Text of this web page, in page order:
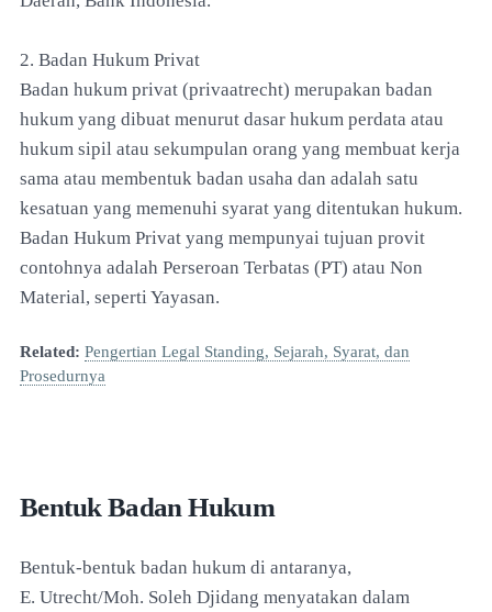
2. Badan Hukum Privat
Badan hukum privat (privaatrecht) merupakan badan
hukum yang dibuat menurut dasar hukum perdata atau
hukum sipil atau sekumpulan orang yang membuat kerja
sama atau membentuk badan usaha dan adalah satu
kesatuan yang memenuhi syarat yang ditentukan hukum.
Badan Hukum Privat yang mempunyai tujuan provit
contohnya adalah Perseroan Terbatas (PT) atau Non
Material, seperti Yayasan.
Related: Pengertian Legal Standing, Sejarah, Syarat, dan
Prosedurnya
Bentuk Badan Hukum
Bentuk-bentuk badan hukum di antaranya,
E. Utrecht/Moh. Soleh Djidang menyatakan dalam